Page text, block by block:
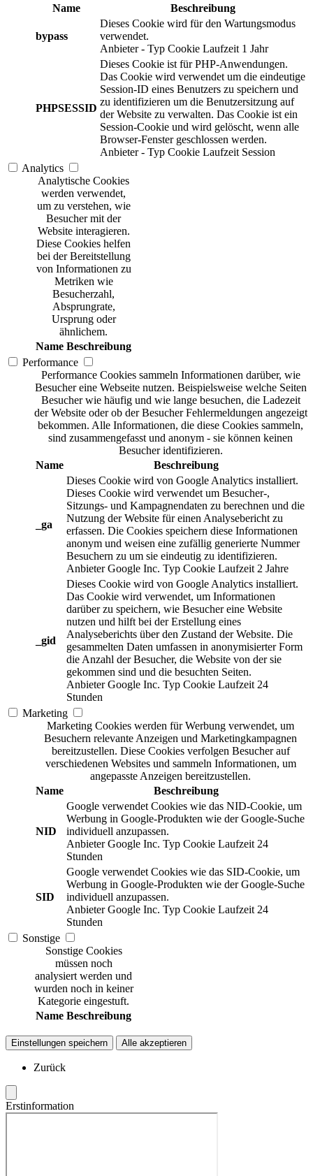
Name
Beschreibung
bypass
Dieses Cookie wird für den Wartungsmodus
verwendet.
Anbieter - Typ Cookie Laufzeit 1 Jahr
PHPSESSID
Dieses Cookie ist für PHP-Anwendungen.
Das Cookie wird verwendet um die eindeutige
Session-ID eines Benutzers zu speichern und
zu identifizieren um die Benutzersitzung auf
der Website zu verwalten. Das Cookie ist ein
Session-Cookie und wird gelöscht, wenn alle
Browser-Fenster geschlossen werden.
Anbieter - Typ Cookie Laufzeit Session
Analytics
Analytische Cookies
werden verwendet,
um zu verstehen, wie
Besucher mit der
Website interagieren.
Diese Cookies helfen
bei der Bereitstellung
von Informationen zu
Metriken wie
Besucherzahl,
Absprungrate,
Ursprung oder
ähnlichem.
Name Beschreibung
Performance
Performance Cookies sammeln Informationen darüber, wie
Besucher eine Webseite nutzen. Beispielsweise welche Seiten
Besucher wie häufig und wie lange besuchen, die Ladezeit
der Website oder ob der Besucher Fehlermeldungen angezeigt
bekommen. Alle Informationen, die diese Cookies sammeln,
sind zusammengefasst und anonym - sie können keinen
Besucher identifizieren.
Name
Beschreibung
_ga
Dieses Cookie wird von Google Analytics installiert.
Dieses Cookie wird verwendet um Besucher-,
Sitzungs- und Kampagnendaten zu berechnen und die
Nutzung der Website für einen Analysebericht zu
erfassen. Die Cookies speichern diese Informationen
anonym und weisen eine zufällig generierte Nummer
Besuchern zu um sie eindeutig zu identifizieren.
Anbieter Google Inc. Typ Cookie Laufzeit 2 Jahre
_gid
Dieses Cookie wird von Google Analytics installiert.
Das Cookie wird verwendet, um Informationen
darüber zu speichern, wie Besucher eine Website
nutzen und hilft bei der Erstellung eines
Analyseberichts über den Zustand der Website. Die
gesammelten Daten umfassen in anonymisierter Form
die Anzahl der Besucher, die Website von der sie
gekommen sind und die besuchten Seiten.
Anbieter Google Inc. Typ Cookie Laufzeit 24
Stunden
Marketing
Marketing Cookies werden für Werbung verwendet, um
Besuchern relevante Anzeigen und Marketingkampagnen
bereitzustellen. Diese Cookies verfolgen Besucher auf
verschiedenen Websites und sammeln Informationen, um
angepasste Anzeigen bereitzustellen.
Name
Beschreibung
NID
Google verwendet Cookies wie das NID-Cookie, um
Werbung in Google-Produkten wie der Google-Suche
individuell anzupassen.
Anbieter Google Inc. Typ Cookie Laufzeit 24
Stunden
SID
Google verwendet Cookies wie das SID-Cookie, um
Werbung in Google-Produkten wie der Google-Suche
individuell anzupassen.
Anbieter Google Inc. Typ Cookie Laufzeit 24
Stunden
Sonstige
Sonstige Cookies
müssen noch
analysiert werden und
wurden noch in keiner
Kategorie eingestuft.
Name Beschreibung
Einstellungen speichern Alle akzeptieren
Zurück
Erstinformation